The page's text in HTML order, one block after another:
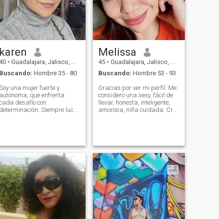
karen
• Guadalajara, Jalisco, México
Buscando: Hombre 35 - 80
una mujer fuerte y
autónoma, que enfrenta
desafío con
determinación. Siempre lucho
a otra ciudad en
de que consiga
a mi pareja ideal
hacer una vida juntos
pareja
Melissa
45 • Guadalajara, Jalisco, México
Buscando: Hombre 53 - 93
Gracias por ver mi perfil. Me
considero una sexy, fácil de
llevar, honesta, inteligente,
amorosa, niña cuidada. Creo
encantador. Aunque soy
joven, sé lo que es importante
en la vida. Realmente
necesito a mi propia familia.
Necesito un hombre que
pueda ser mi mejor amigo,
que me ame, y me gustaría
que nos respetemos el uno al
otro. Si estás buscando el
amor verdadero, tal vez